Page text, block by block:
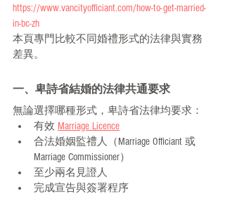
https://www.vancityofficiant.com/how-to-get-married-
in-bc-zh
本頁專門比較不同婚禮形式的法律與實務
差異。
一、卑詩省結婚的法律共通要求
無論選擇哪種形式，卑詩省法律均要求：
有效 Marriage Licence
合法婚姻監禮人（Marriage Officiant 或
Marriage Commissioner）
至少兩名見證人
完成宣告與簽署程序